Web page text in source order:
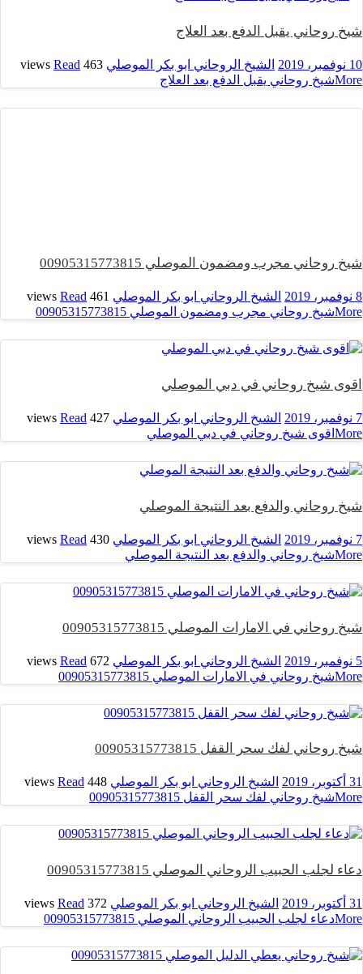
شيخ روحاني يقبل الدفع بعد العلاج
10 نوفمبر، 2019 الشيخ الروحاني ابو بكر الموصلي 463 views
Read
Moreشيخ روحاني يقبل الدفع بعد العلاج
شيخ روحاني مجرب ومضمون الموصلي 00905315773815
8 نوفمبر، 2019 الشيخ الروحاني ابو بكر الموصلي 461 views
Read
Moreشيخ روحاني مجرب ومضمون الموصلي 00905315773815
اقوى شيخ روحاني في دبي الموصلي
7 نوفمبر، 2019 الشيخ الروحاني ابو بكر الموصلي 427 views
Read
More اقوى شيخ روحاني في دبي الموصلي
شيخ روحاني والدفع بعد النتيجة الموصلي
7 نوفمبر، 2019 الشيخ الروحاني ابو بكر الموصلي 430 views
Read
Moreشيخ روحاني والدفع بعد النتيجة الموصلي
شيخ روحاني في الامارات الموصلي 00905315773815
5 نوفمبر، 2019 الشيخ الروحاني ابو بكر الموصلي 672 views
Read
Moreشيخ روحاني في الامارات الموصلي 00905315773815
شيخ روحاني لفك سحر القفل 00905315773815
31 أكتوبر، 2019 الشيخ الروحاني ابو بكر الموصلي 448 views
Read
Moreشيخ روحاني لفك سحر القفل 00905315773815
دعاء لجلب الحبيب الروحاني الموصلي 00905315773815
31 أكتوبر، 2019 الشيخ الروحاني ابو بكر الموصلي 372 views
Read
Moreدعاء لجلب الحبيب الروحاني الموصلي 00905315773815